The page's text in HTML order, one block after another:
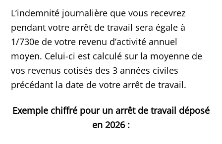
L’indemnité journalière que vous recevrez
pendant votre arrêt de travail sera égale à
1/730e de votre revenu d’activité annuel
moyen. Celui-ci est calculé sur la moyenne de
vos revenus cotisés des 3 années civiles
précédant la date de votre arrêt de travail.
Exemple chiffré pour un arrêt de travail déposé
en 2026 :